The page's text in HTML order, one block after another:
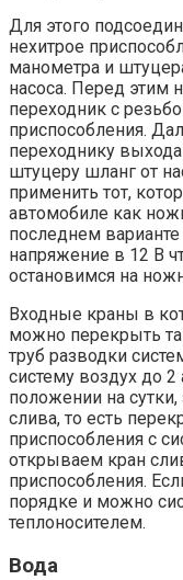
Для этого
нехитрое
манометра и
насоса. Перед этим
переходник с
приспособления.
переходнику
штуцеру шланг от
применить тот,
автомобиле как
последнем
напряжение в 12 В
остановимся на
Входные краны в
можно перекрыть
труб разводки
систему воздух до
положении на
слива, то есть
приспособления с
открываем кран
приспособления.
порядке и можно
теплоносителем.
Вода